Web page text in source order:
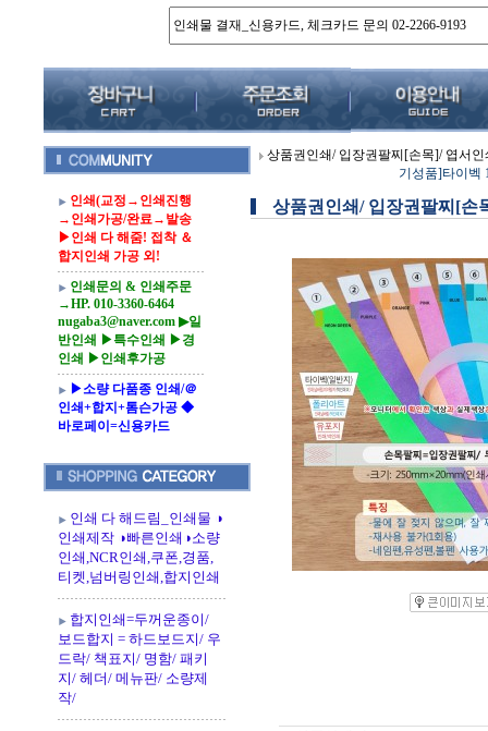
인쇄(교정→인쇄진행
→인쇄가공/완료→발송
▶인쇄 다 해줌! 접착 ＆
합지인쇄 가공 외!
인쇄문의 & 인쇄주문
→HP. 010-3360-6464
nugaba3@naver.com ▶일
반인쇄 ▶특수인쇄 ▶경
인쇄 ▶인쇄후가공
▶소량 다품종 인쇄/＠
인쇄+합지+톰슨가공 ◆
바로페이=신용카드
인쇄 다 해드림_인쇄물 ◑
인쇄제작 ◑빠른인쇄◑소량
인쇄,NCR인쇄,쿠폰,경품,
티켓,넘버링인쇄,합지인쇄
합지인쇄=두꺼운종이/
보드합지 = 하드보드지/ 우
드락/ 책표지/ 명함/ 패키
지/ 헤더/ 메뉴판/ 소량제
작/
상품권인쇄/ 입장권팔찌[손목]/ 엽서
기성품]타이벡
상품권인쇄/ 입장권팔찌[손